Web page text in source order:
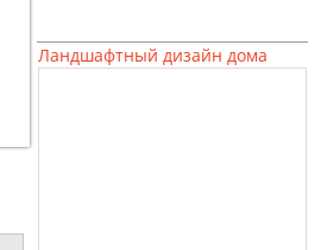
Ландшафтный дизайн дома